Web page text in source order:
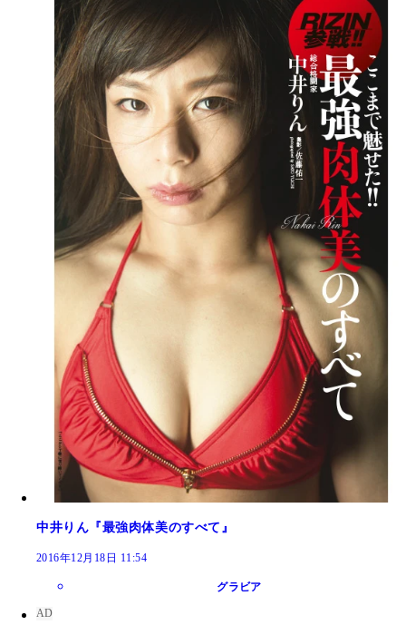
中井りん『最強肉体美のすべて』
2016年12月18日 11:54
グラビア